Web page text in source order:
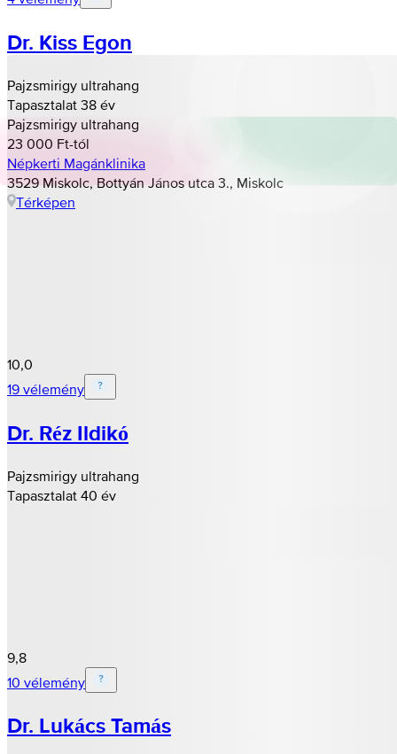
Dr. Kiss Egon
Pajzsmirigy ultrahang
Tapasztalat 38 év
Pajzsmirigy ultrahang
23 000 Ft-tól
Népkerti Magánklinika
3529 Miskolc, Bottyán János utca 3., Miskolc
Térképen
10,0
19 vélemény
Dr. Réz Ildikó
Pajzsmirigy ultrahang
Tapasztalat 40 év
9,8
10 vélemény
Dr. Lukács Tamás